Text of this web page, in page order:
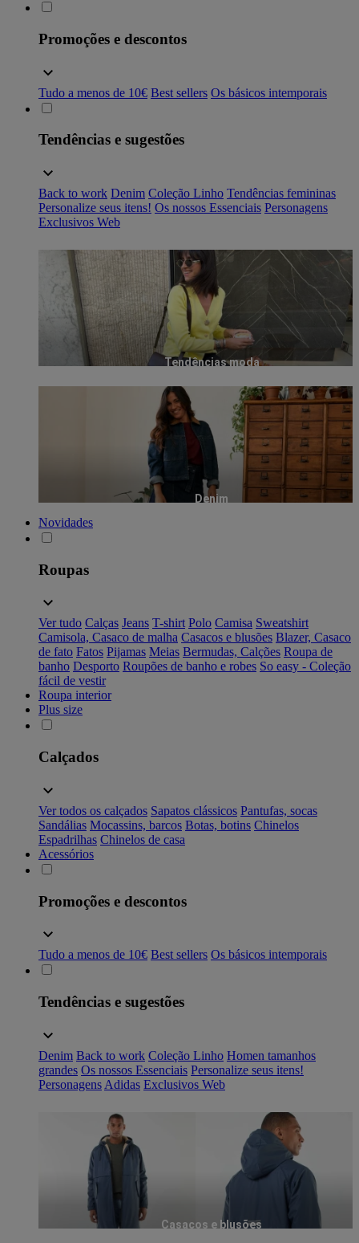
Promoções e descontos
Tudo a menos de 10€ Best sellers Os básicos intemporais
Tendências e sugestões
Back to work Denim Coleção Linho Tendências femininas
Personalize seus itens! Os nossos Essenciais Personagens
Exclusivos Web
Tendências moda
Denim
Novidades
Roupas
Ver tudo Calças Jeans T-shirt Polo Camisa Sweatshirt
Camisola, Casaco de malha Casacos e blusões Blazer, Casaco
de fato Fatos Pijamas Meias Bermudas, Calções Roupa de
banho Desporto Roupões de banho e robes So easy - Coleção
fácil de vestir
Roupa interior
Plus size
Calçados
Ver todos os calçados Sapatos clássicos Pantufas, socas
Sandálias Mocassins, barcos Botas, botins Chinelos
Espadrilhas Chinelos de casa
Acessórios
Promoções e descontos
Tudo a menos de 10€ Best sellers Os básicos intemporais
Tendências e sugestões
Denim Back to work Coleção Linho Homen tamanhos
grandes Os nossos Essenciais Personalize seus itens!
Personagens Adidas Exclusivos Web
Casacos e blusões